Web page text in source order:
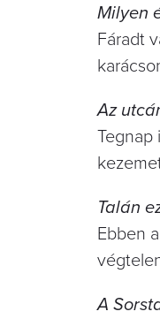
Milyen
Fáradt
Az
Tegnap
Talán
Ebben
A